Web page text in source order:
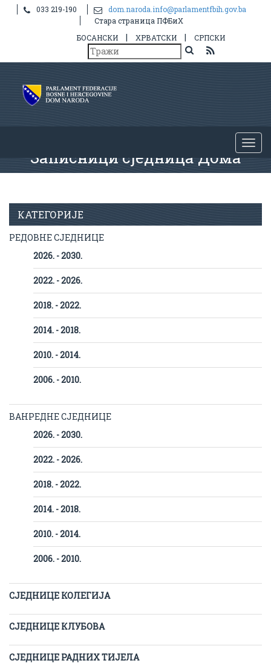
033 219-190
dom.naroda.info@parlamentfbih.gov.ba
Стара страница ПФБиХ
БОСАНСКИ
| ХРВАТСКИ | СРПСКИ
Записници сједница Дома
КАТЕГОРИЈЕ
РЕДОВНЕ СЈЕДНИЦЕ
2026. - 2030.
2022. - 2026.
2018. - 2022.
2014. - 2018.
2010. - 2014.
2006. - 2010.
ВАНРЕДНЕ СЈЕДНИЦЕ
2026. - 2030.
2022. - 2026.
2018. - 2022.
2014. - 2018.
2010. - 2014.
2006. - 2010.
СЈЕДНИЦЕ КОЛЕГИЈА
СЈЕДНИЦЕ КЛУБОВА
СЈЕДНИЦЕ РАДНИХ ТИЈЕЛА